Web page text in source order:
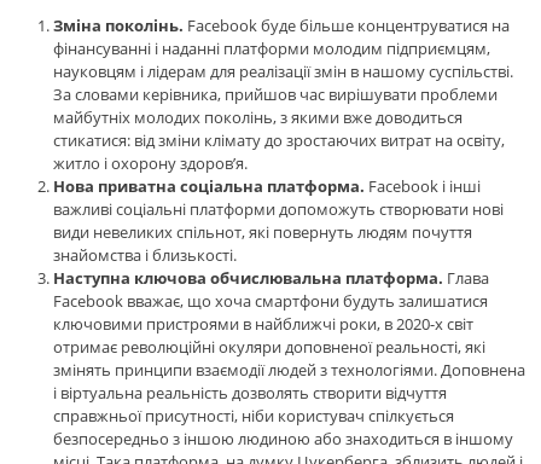
Зміна поколінь. Facebook буде більше концентруватися на
фінансуванні і наданні платформи молодим підприємцям,
науковцям і лідерам для реалізації змін в нашому суспільстві.
За словами керівника, прийшов час вирішувати проблеми
майбутніх молодих поколінь, з якими вже доводиться
стикатися: від зміни клімату до зростаючих витрат на освіту,
житло і охорону здоров’я.
Нова приватна соціальна платформа. Facebook і інші
важливі соціальні платформи допоможуть створювати нові
види невеликих спільнот, які повернуть людям почуття
знайомства і близькості.
Наступна ключова обчислювальна платформа. Глава
Facebook вважає, що хоча смартфони будуть залишатися
ключовими пристроями в найближчі роки, в 2020-х світ
отримає революційні окуляри доповненої реальності, які
змінять принципи взаємодії людей з технологіями. Доповнена
і віртуальна реальність дозволять створити відчуття
справжньої присутності, ніби користувач спілкується
безпосередньо з іншою людиною або знаходиться в іншому